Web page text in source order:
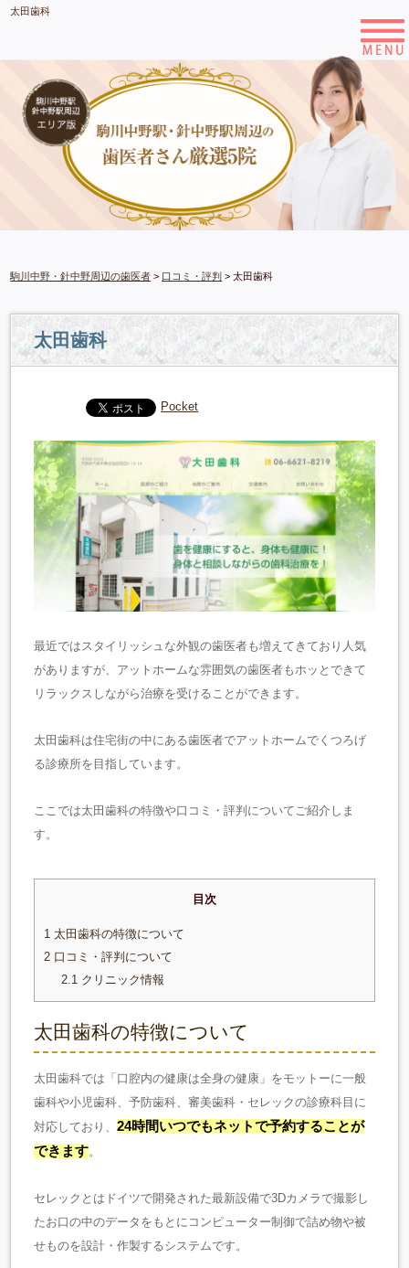
太田歯科
駒川中野・針中野周辺の歯医者 > 口コミ・評判 >太田歯科
太田歯科
Pocket
最近ではスタイリッシュな外観の歯医者も増えてきており人気
がありますが、アットホームな雰囲気の歯医者もホッとできて
リラックスしながら治療を受けることができます。
太田歯科は住宅街の中にある歯医者でアットホームでくつろげ
る診療所を目指しています。
ここでは太田歯科の特徴や口コミ・評判についてご紹介しま
す。
目次
1 太田歯科の特徴について
2 口コミ・評判について
2.1 クリニック情報
太田歯科の特徴について
太田歯科では「口腔内の健康は全身の健康」をモットーに一般
歯科や小児歯科、予防歯科、審美歯科・セレックの診療科目に
対応しており、24時間いつでもネットで予約することが
できます。
セレックとはドイツで開発された最新設備で3Dカメラで撮影し
たお口の中のデータをもとにコンピューター制御で詰め物や被
せものを設計・作製するシステムです。